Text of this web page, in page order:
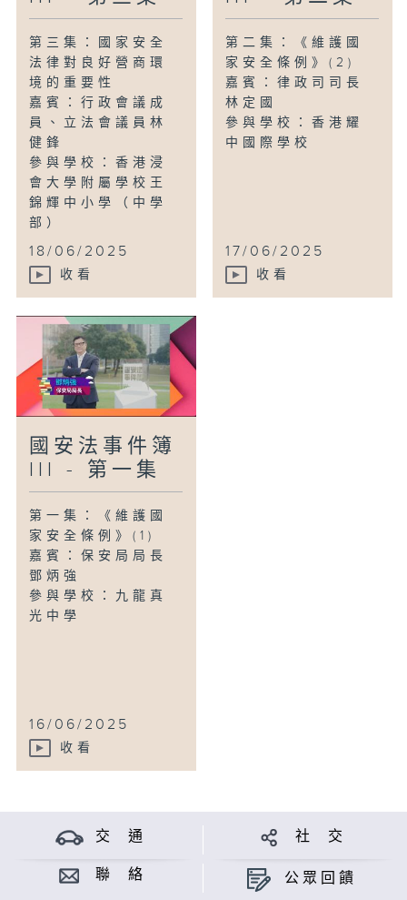
第三集：國家安全
法律對良好營商環
境的重要性
嘉賓：行政會議成
員、立法會議員林
健鋒
參與學校：香港浸
會大學附屬學校王
錦輝中小學（中學
部）
18/06/2025
收看
第二集：《維護國
家安全條例》(2)
嘉賓：律政司司長
林定國
參與學校：香港耀
中國際學校
17/06/2025
收看
國安法事件簿
III - 第一集
第一集：《維護國
家安全條例》(1)
嘉賓：保安局局長
鄧炳強
參與學校：九龍真
光中學
16/06/2025
收看
交 通 社 交
聯 絡 公眾回饋